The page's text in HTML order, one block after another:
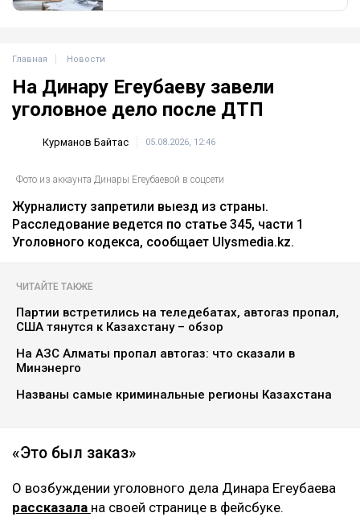
Главная Новости
На Динару Егеубаеву завели
уголовное дело после ДТП
Курманов Байтас 05.08.2026, 12:46
Фото из аккаунта Динары Егеубаевой в соцсети
Журналисту запретили выезд из страны.
Расследование ведется по статье 345, части 1
Уголовного кодекса, сообщает Ulysmedia.kz.
ЧИТАЙТЕ ТАКЖЕ
Партии встретились на теледебатах, автогаз пропал,
США тянутся к Казахстану – обзор
На АЗС Алматы пропал автогаз: что сказали в
Минэнерго
Названы самые криминальные регионы Казахстана
«Это был заказ»
О возбуждении уголовного дела Динара Егеубаева
рассказала на своей странице в фейсбуке.